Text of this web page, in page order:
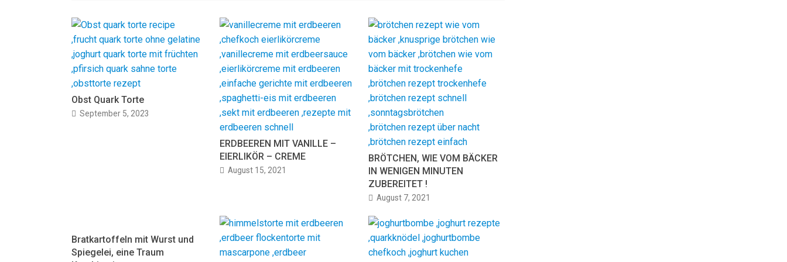
Obst Quark Torte
September 5, 2023
ERDBEEREN MIT VANILLE –
EIERLIKÖR – CREME
August 15, 2021
BRÖTCHEN, WIE VOM BÄCKER
IN WENIGEN MINUTEN
ZUBEREITET !
August 7, 2021
Bratkartoffeln mit Wurst und
Spiegelei, eine Traum